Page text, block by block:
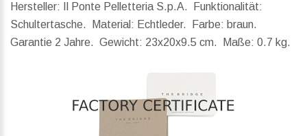
Hersteller: Il Ponte Pelletteria S.p.A. Funktionalität:
Schultertasche. Material: Echtleder. Farbe: braun.
Garantie 2 Jahre. Gewicht: 23x20x9.5 cm. Maße: 0.7 kg.